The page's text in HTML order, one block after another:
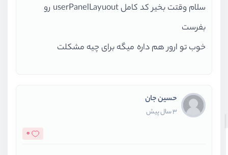
سلام وقتت بخیر کد کامل userPanelLayuout رو
بفرست
خوب تو ارور هم داره میگه برای چیه مشکلت
حسین جان
3 سال پیش
0